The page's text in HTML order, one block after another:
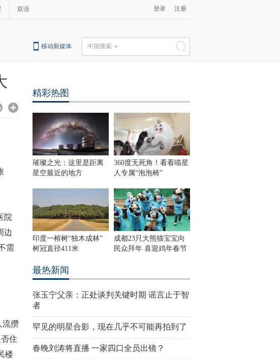
双语 登录 注册
移动新媒体 中国搜索
院
边
需
流攒
住
楼
精彩热图
璀璨之光：这里是距离
星空最近的地方
360度无死角！看看喵星
人专属“泡泡椅”
印度一榕树“独木成林”
树冠直径411米
成都23只大熊猫宝宝向
民众拜年 喜迎鸡年春节
最热新闻
张玉宁父亲：正处谈判关键时期 谣言止于智
者
罕见的明星合影，现在几乎不可能再拍到了
春晚刘涛将直播 一家四口全员出镜？